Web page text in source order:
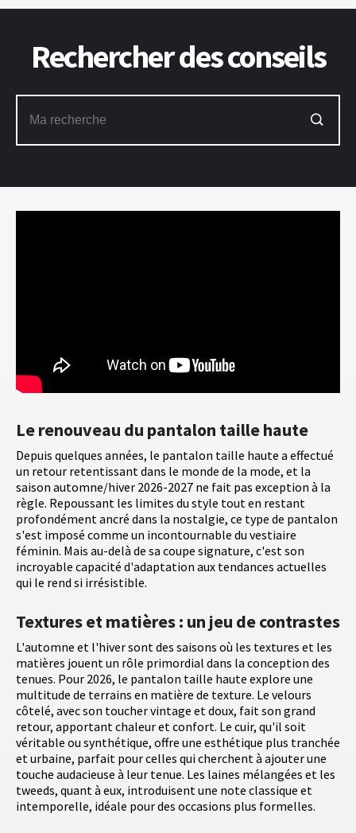
Le renouveau du pantalon taille haute
Depuis quelques années, le pantalon taille haute a effectué
un retour retentissant dans le monde de la mode, et la
saison automne/hiver 2026-2027 ne fait pas exception à la
règle. Repoussant les limites du style tout en restant
profondément ancré dans la nostalgie, ce type de pantalon
s'est imposé comme un incontournable du vestiaire
féminin. Mais au-delà de sa coupe signature, c'est son
incroyable capacité d'adaptation aux tendances actuelles
qui le rend si irrésistible.
Textures et matières : un jeu de contrastes
L'automne et l'hiver sont des saisons où les textures et les
matières jouent un rôle primordial dans la conception des
tenues. Pour 2026, le pantalon taille haute explore une
multitude de terrains en matière de texture. Le velours
côtelé, avec son toucher vintage et doux, fait son grand
retour, apportant chaleur et confort. Le cuir, qu'il soit
véritable ou synthétique, offre une esthétique plus tranchée
et urbaine, parfait pour celles qui cherchent à ajouter une
touche audacieuse à leur tenue. Les laines mélangées et les
tweeds, quant à eux, introduisent une note classique et
intemporelle, idéale pour des occasions plus formelles.
Rechercher des conseils